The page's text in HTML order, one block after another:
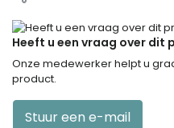
Heeft u een vraag over dit
Onze medewerker helpt u
product.
Stuur een e-mail